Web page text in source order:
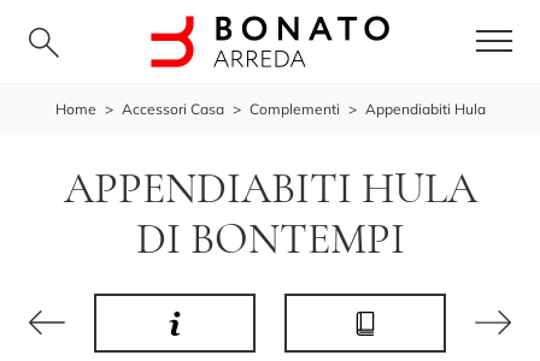
Home > Accessori Casa > Complementi > Appendiabiti Hula
APPENDIABITI HULA
DI BONTEMPI